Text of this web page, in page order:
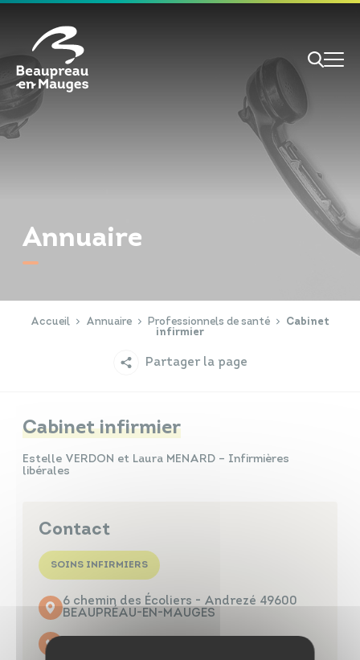
RECHERCHE
Annuaire
Accueil Annuaire Professionnels de santé
Cabinet
infirmier
Partager la page
Cabinet infirmier
Estelle VERDON et Laura MENARD – Infirmières
libérales
Contact
SOINS INFIRMIERS
6 chemin des Écoliers - Andrezé 49600
BEAUPRÉAU-EN-MAUGES
Cookies management panel